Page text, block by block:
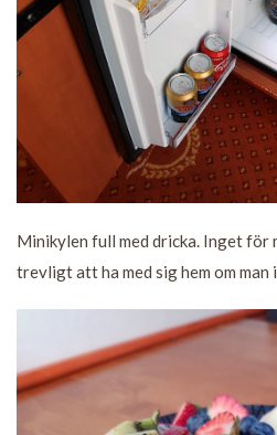
Minikylen full med dricka. Inget för
trevligt att ha med sig hem om